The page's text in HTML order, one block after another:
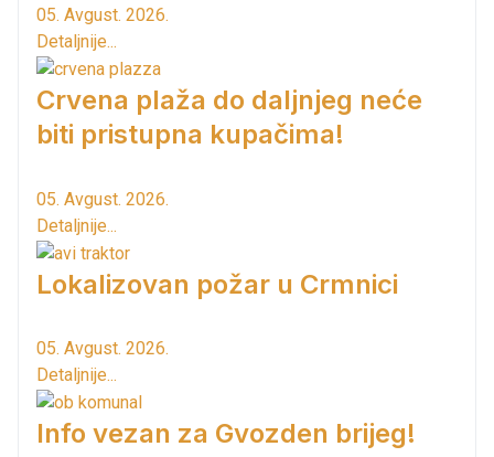
05. Avgust. 2026.
Detaljnije...
Crvena plaža do daljnjeg neće
biti pristupna kupačima!
05. Avgust. 2026.
Detaljnije...
Lokalizovan požar u Crmnici
05. Avgust. 2026.
Detaljnije...
Info vezan za Gvozden brijeg!